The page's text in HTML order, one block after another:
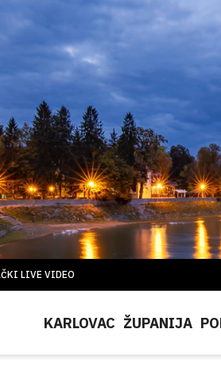
LIVE VIDEO
KARLOVAC ŽUPANIJA